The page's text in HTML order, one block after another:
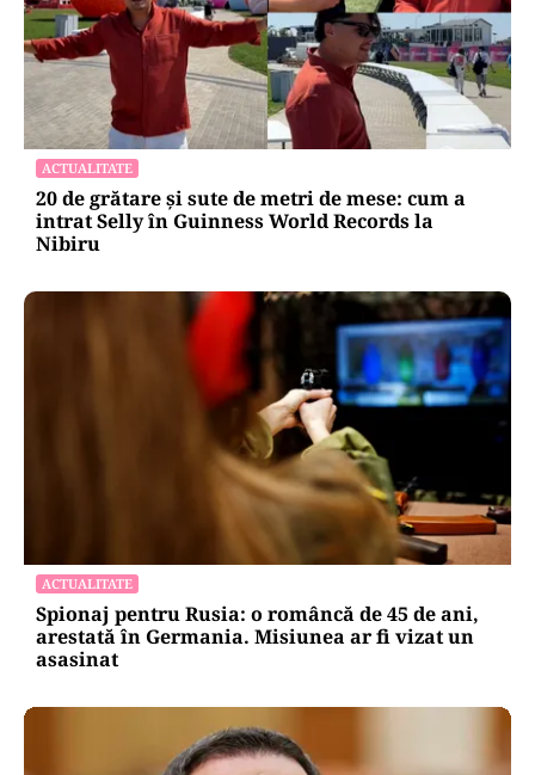
ACTUALITATE
20 de grătare și sute de metri de mese: cum a
intrat Selly în Guinness World Records la
Nibiru
ACTUALITATE
Spionaj pentru Rusia: o româncă de 45 de ani,
arestată în Germania. Misiunea ar fi vizat un
asasinat